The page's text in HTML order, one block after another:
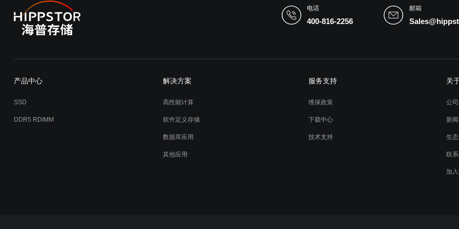
电话
400-816-2256
邮箱
产品中心
SSD
DDR5 RDIMM
解决方案
高性能计算
软件定义存储
数据库应用
其他应用
服务支持
维保政策
下载中心
技术支持
关
公
新
生
联
加